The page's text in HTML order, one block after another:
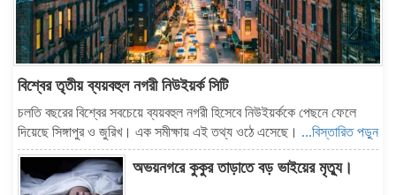
বিশ্বের তৃতীয় ব্যয়বহুল নগরী নিউইয়র্ক সিটি
চলতি বছরের বিশ্বের সবচেয়ে ব্যয়বহুল নগরী হিসেবে নিউইয়র্ককে পেছনে ফেলে
দিয়েছে সিঙ্গাপুর ও জুরিখ। এক সমীক্ষায় এই তথ্য ওঠে এসেছে। ...বিস্তারিত পড়ুন
অভয়নগরে কুকুর তাড়াতে বড় ভাইয়ের মৃত্যু।